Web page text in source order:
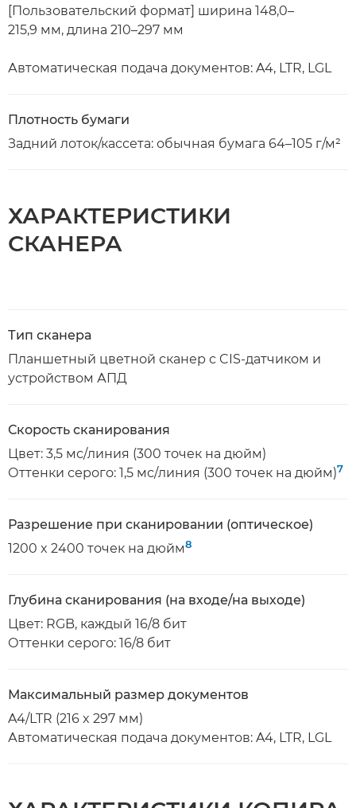
[Пользовательский формат] ширина 148,0–
215,9 мм, длина 210–297 мм
Автоматическая подача документов: A4, LTR, LGL
Плотность бумаги
Задний лоток/кассета: обычная бумага 64–105 г/м²
ХАРАКТЕРИСТИКИ
СКАНЕРА
Тип сканера
Планшетный цветной сканер с CIS-датчиком и
устройством АПД
Скорость сканирования
Цвет: 3,5 мс/линия (300 точек на дюйм)
Оттенки серого: 1,5 мс/линия (300 точек на дюйм)7
Разрешение при сканировании (оптическое)
1200 x 2400 точек на дюйм8
Глубина сканирования (на входе/на выходе)
Цвет: RGB, каждый 16/8 бит
Оттенки серого: 16/8 бит
Максимальный размер документов
A4/LTR (216 x 297 мм)
Автоматическая подача документов: A4, LTR, LGL